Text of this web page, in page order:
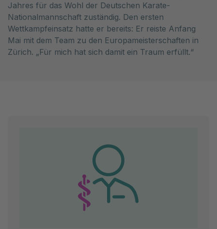
Jahres für das Wohl der Deutschen Karate-
Nationalmannschaft zuständig. Den ersten
Wettkampfeinsatz hatte er bereits: Er reiste Anfang
Mai mit dem Team zu den Europameisterschaften in
Zürich. „Für mich hat sich damit ein Traum erfüllt.“